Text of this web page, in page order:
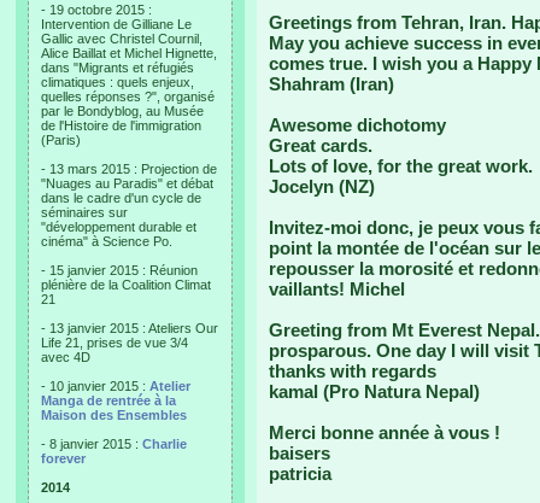
- 19 octobre 2015 :
Intervention de Gilliane Le
Gallic avec Christel Cournil,
Alice Baillat et Michel Hignette,
dans "Migrants et réfugiés
climatiques : quels enjeux,
quelles réponses ?", organisé
par le Bondyblog, au Musée
de l'Histoire de l'immigration
(Paris)
- 13 mars 2015 : Projection de
"Nuages au Paradis" et débat
dans le cadre d'un cycle de
séminaires sur
"développement durable et
cinéma" à Science Po.
- 15 janvier 2015 : Réunion
plénière de la Coalition Climat
21
- 13 janvier 2015 : Ateliers Our
Life 21, prises de vue 3/4
avec 4D
- 10 janvier 2015 : Atelier
Manga de rentrée à la
Maison des Ensembles
- 8 janvier 2015 : Charlie
forever
2014
Greetings from Tehran, Iran.
May you achieve success in
comes true. I wish you a Happy
Shahram (Iran)
Awesome dichotomy
Great cards.
Lots of love, for the great work.
Jocelyn (NZ)
Invitez-moi donc, je peux vous
point la montée de l'océan sur
repousser la morosité et
vaillants! Michel
Greeting from Mt Everest
prosparous. One day I will visit
thanks with regards
kamal (Pro Natura Nepal)
Merci bonne année à vous !
baisers
patricia